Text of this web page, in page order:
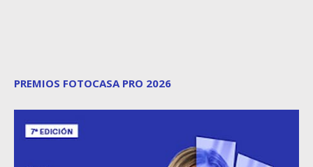
PREMIOS FOTOCASA PRO 2026